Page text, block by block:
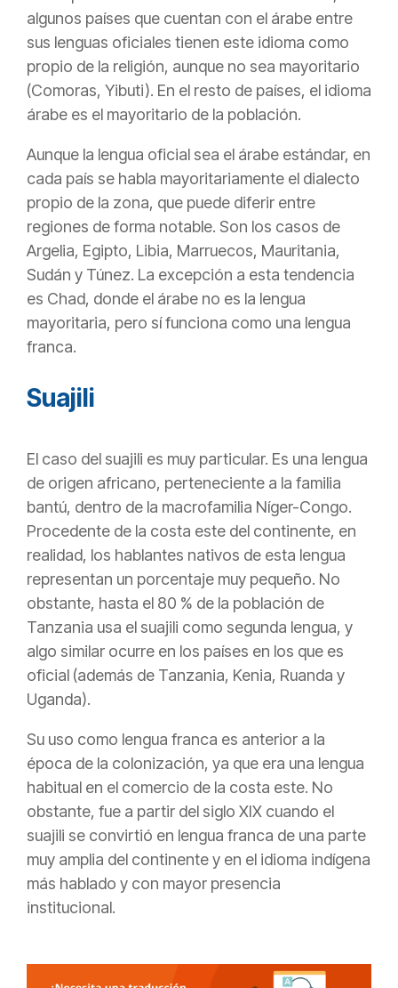
algunos países que cuentan con el árabe entre
sus lenguas oficiales tienen este idioma como
propio de la religión, aunque no sea mayoritario
(Comoras, Yibuti). En el resto de países, el idioma
árabe es el mayoritario de la población.
Aunque la lengua oficial sea el árabe estándar, en
cada país se habla mayoritariamente el dialecto
propio de la zona, que puede diferir entre
regiones de forma notable. Son los casos de
Argelia, Egipto, Libia, Marruecos, Mauritania,
Sudán y Túnez. La excepción a esta tendencia
es Chad, donde el árabe no es la lengua
mayoritaria, pero sí funciona como una lengua
franca.
Suajili
El caso del suajili es muy particular. Es una lengua
de origen africano, perteneciente a la familia
bantú, dentro de la macrofamilia Níger-Congo.
Procedente de la costa este del continente, en
realidad, los hablantes nativos de esta lengua
representan un porcentaje muy pequeño. No
obstante, hasta el 80 % de la población de
Tanzania usa el suajili como segunda lengua, y
algo similar ocurre en los países en los que es
oficial (además de Tanzania, Kenia, Ruanda y
Uganda).
Su uso como lengua franca es anterior a la
época de la colonización, ya que era una lengua
habitual en el comercio de la costa este. No
obstante, fue a partir del siglo XIX cuando el
suajili se convirtió en lengua franca de una parte
muy amplia del continente y en el idioma indígena
más hablado y con mayor presencia
institucional.